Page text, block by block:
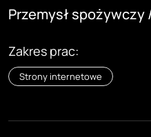
Przemysł
Zakres prac:
Strony internetowe